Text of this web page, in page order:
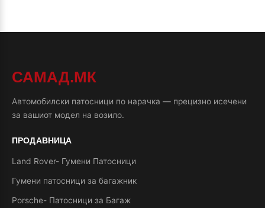
САМАД.МК
Автомобилски патосници по нарачка — прецизно исечени
за вашиот модел на возило.
ПРОДАВНИЦА
Land Rover- Гумени Патосници
Гумени патосници за багажник
Porsche- Патосници за Багаж